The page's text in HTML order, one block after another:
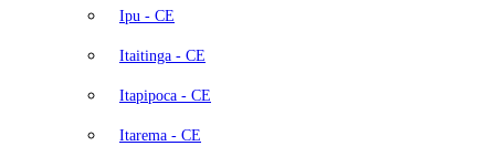
Ipu - CE
Itaitinga - CE
Itapipoca - CE
Itarema - CE